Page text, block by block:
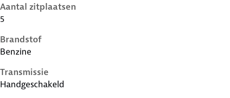
Aantal zitplaatsen
5
Brandstof
Benzine
Transmissie
Handgeschakeld